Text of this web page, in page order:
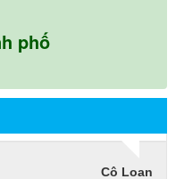
phốVĩnh Lộc A - Bình Chánh
của cô bao bọc đóng
Cô Loan